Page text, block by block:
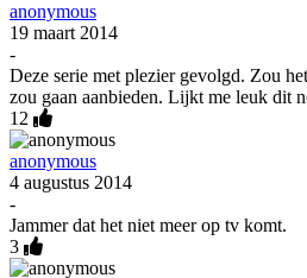
anonymous
19 maart 2014
-
Deze serie met plezier gevolgd. Zou
zou gaan aanbieden. Lijkt me leuk dit
12
anonymous
4 augustus 2014
-
Jammer dat het niet meer op tv komt.
3